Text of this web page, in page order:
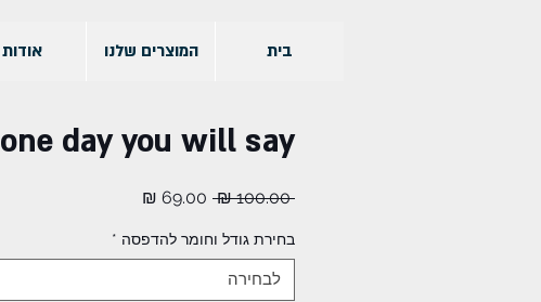
בית המוצרים שלנו אודות
one day you will say
‏100.00 ‏₪
מחיר
בחירת גודל וחומר להדפסה *
לבחירה